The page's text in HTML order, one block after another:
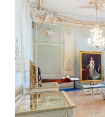
Sala Maria Luigia